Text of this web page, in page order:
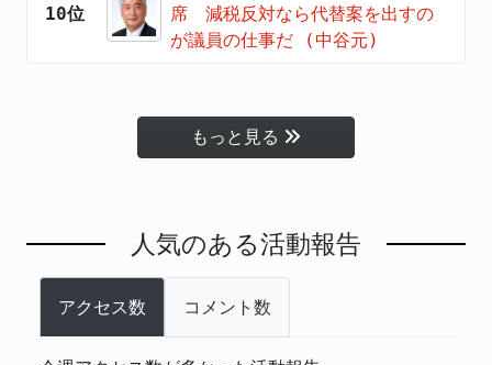
10位
席 減税反対なら代替案を出すの
が議員の仕事だ (中谷元)
もっと見る
人気のある活動報告
アクセス数 コメント数